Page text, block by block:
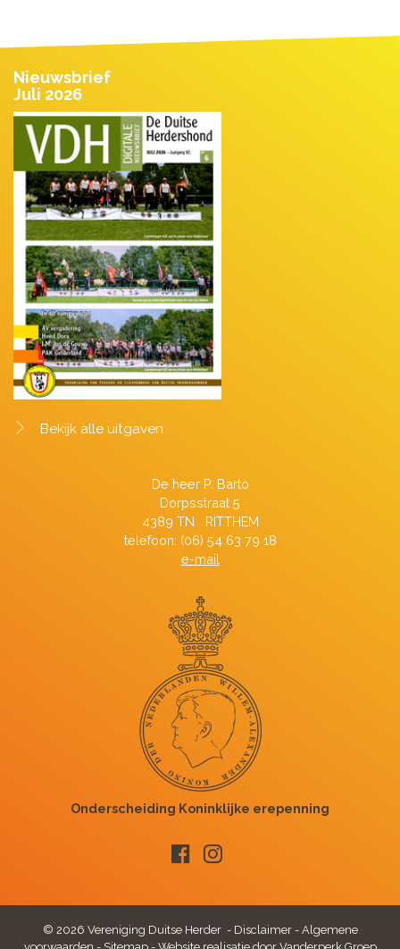
Nieuwsbrief
Juli 2026
Bekijk alle uitgaven
De heer P. Barto
Dorpsstraat 5
4389 TN RITTHEM
telefoon: (06) 54 63 79 18
e-mail
© 2026 Vereniging Duitse Herder - Disclaimer- Algemene